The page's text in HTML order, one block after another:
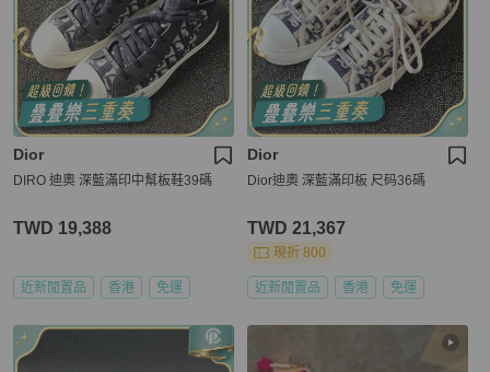
Dior
DIRO 迪奧 深藍滿印中幫板鞋39碼
TWD 19,388
近新閒置品 香港 免運
Dior
Dior迪奧 深藍滿印板 尺码36碼
TWD 21,367
現折 800
近新閒置品 香港 免運